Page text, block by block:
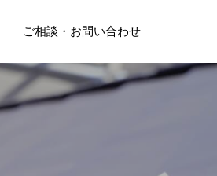
ご相談・お問い合わせ